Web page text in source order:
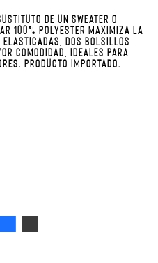
DE UN SWEATER O
100% POLYESTER MAXIMIZA LA
DOS BOLSILLOS
COMODIDAD, IDEALES PARA
PRODUCTO IMPORTADO.